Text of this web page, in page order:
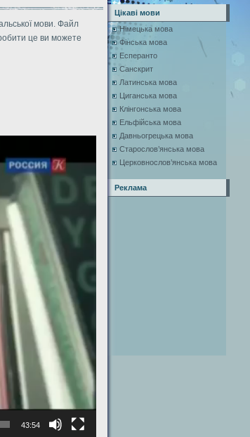
мови. Файл
це ви можете
43:54
Цікаві мови
Німецька мова
Фінська мова
Есперанто
Санскрит
Латинська мова
Циганська мова
Клінгонська мова
Ельфійська мова
Давньогрецька мова
Старослов’янська мова
Церковнослов’янська мова
Реклама